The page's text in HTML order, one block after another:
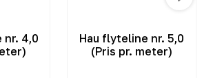
nr. 4,0
Hau flyteline nr. 5,0
(Pris pr. meter)